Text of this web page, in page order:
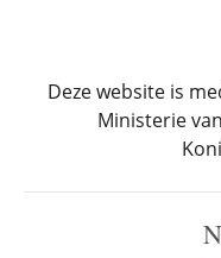
Deze website is
Ministerie